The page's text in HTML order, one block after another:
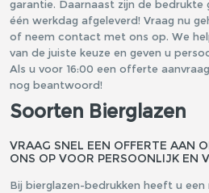
garantie. Daarnaast zijn de bedrukte
één werkdag afgeleverd! Vraag nu
of neem contact met ons op. We
van de juiste keuze en geven u
Als u voor 16:00 een offerte
nog beantwoord!
Soorten Bierglazen
VRAAG SNEL EEN OFFERTE AAN
ONS OP VOOR PERSOONLIJK EN
Bij bierglazen-bedrukken heeft u een